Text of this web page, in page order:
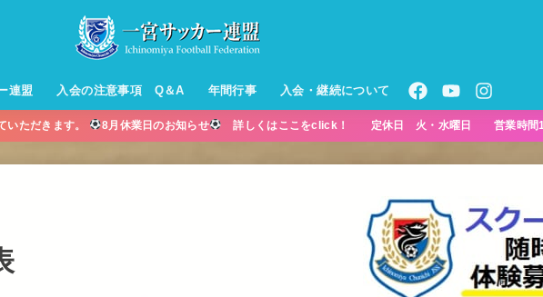
生】
生】
生】
生
年
連盟 入会の注意事項 Q＆A 年間行事 入会・継続について
いただきます。 8月休業日のお知らせ 詳しくはここをclick！ 定休日 火・水曜日 営業時